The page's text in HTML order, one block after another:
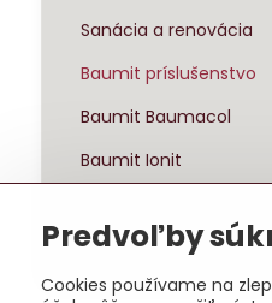
Sanácia a renovácia
Baumit príslušenstvo
Baumit Baumacol
Baumit Ionit
Sady zateplenia
Predvoľby
Cookies používame na